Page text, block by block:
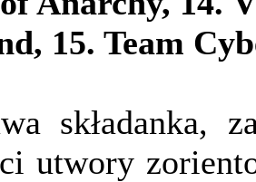
15. Team
składanka,
utwory